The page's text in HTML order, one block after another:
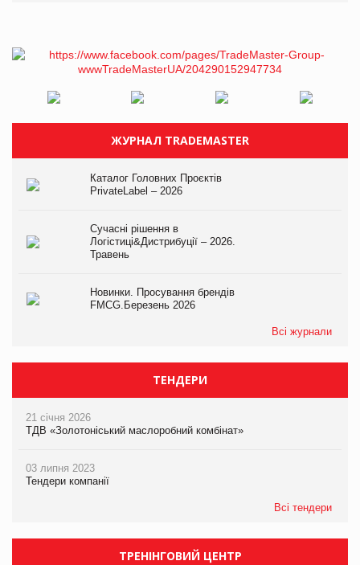
ЖУРНАЛ TRADEMASTER
Каталог Головних Проєктів
PrivateLabel – 2026
Сучасні рішення в
Логістиці&Дистрибуції – 2026.
Травень
Новинки. Просування брендів
FMCG.Березень 2026
Всі журнали
ТЕНДЕРИ
21 січня 2026
ТДВ «Золотоніський маслоробний комбінат»
03 липня 2023
Тендери компанії
Всі тендери
ТРЕНІНГОВИЙ ЦЕНТР